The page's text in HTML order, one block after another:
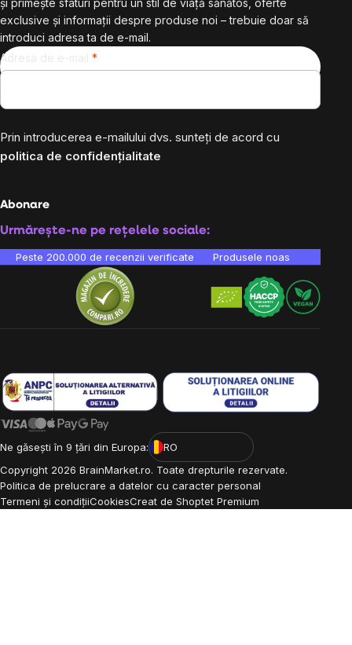
și primește sfaturi pentru un stil de viață sănătos, oferte
exclusive și informații despre produse noi – trebuie doar să
introduci adresa ta de e-mail.
Adresă de e-mail
Prin introducerea e-mailului dvs. sunteți de acord cu
politica de confidențialitate
Abonare
Urmărește-ne pe rețelele sociale:
Peste 200.000 de recenzii verificate Produsele noastre sunt
Ne găsești în 9 țări din Europa:
RO
Copyright 2026 BrainMarket.ro. Toate drepturile rezervate.
Politica de prelucrare a datelor cu caracter personal
Termeni și condițiiCookiesCreat de Shoptet Premium